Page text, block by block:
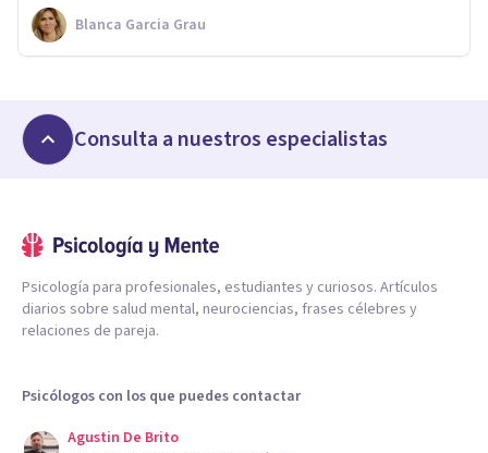
Blanca Garcia Grau
Consulta a nuestros especialistas
Psicología para profesionales, estudiantes y curiosos. Artículos
diarios sobre salud mental, neurociencias, frases célebres y
relaciones de pareja.
Psicólogos con los que puedes contactar
Agustin De Brito